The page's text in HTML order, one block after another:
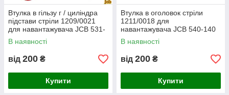
Втулка в гільзу г / циліндра
підстави стріли 1209/0021
для навантажувача JCB 531-
70
В наявності
від 200 ₴
Купити
Втулка в оголовок стріли
1211/0018 для
навантажувача JCB 540-140
В наявності
від 200 ₴
Купити